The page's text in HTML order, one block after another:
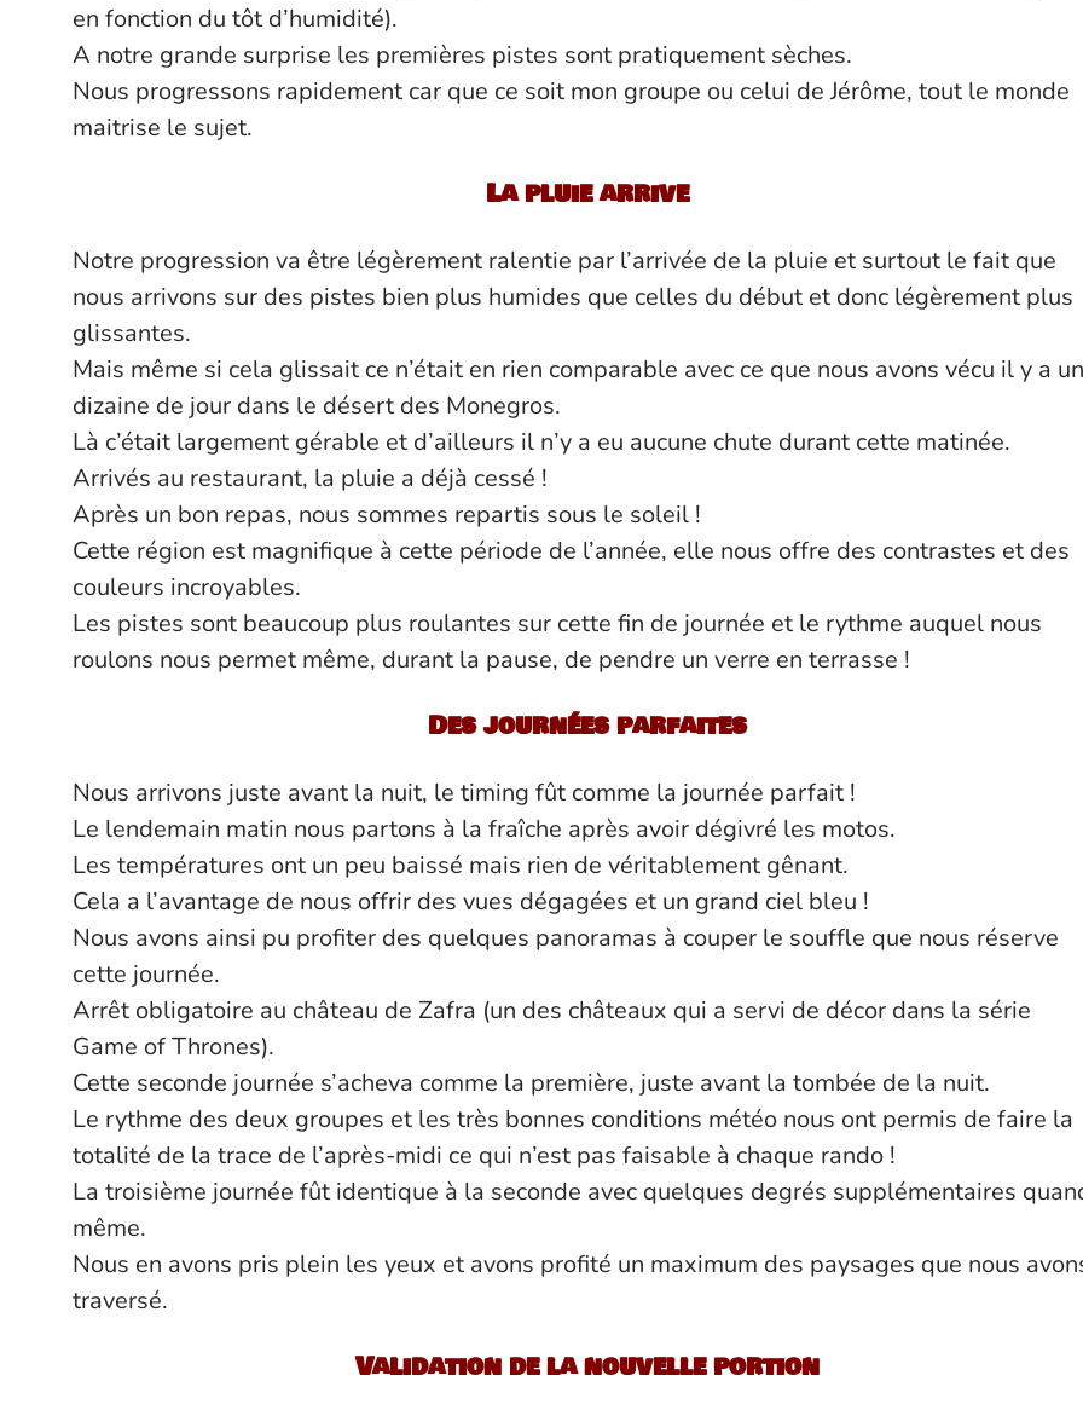
en fonction du tôt d’humidité).
A notre grande surprise les premières pistes sont pratiquement sèches.
Nous progressons rapidement car que ce soit mon groupe ou celui de Jérôme, tout le monde
maitrise le sujet.
La pluie arrive
Notre progression va être légèrement ralentie par l’arrivée de la pluie et surtout le fait que
nous arrivons sur des pistes bien plus humides que celles du début et donc légèrement plus
glissantes.
Mais même si cela glissait ce n’était en rien comparable avec ce que nous avons vécu il y a
dizaine de jour dans le désert des Monegros.
Là c’était largement gérable et d’ailleurs il n’y a eu aucune chute durant cette matinée.
Arrivés au restaurant, la pluie a déjà cessé !
Après un bon repas, nous sommes repartis sous le soleil !
Cette région est magnifique à cette période de l’année, elle nous offre des contrastes et des
couleurs incroyables.
Les pistes sont beaucoup plus roulantes sur cette fin de journée et le rythme auquel nous
roulons nous permet même, durant la pause, de pendre un verre en terrasse !
Des journées parfaites
Nous arrivons juste avant la nuit, le timing fût comme la journée parfait !
Le lendemain matin nous partons à la fraîche après avoir dégivré les motos.
Les températures ont un peu baissé mais rien de véritablement gênant.
Cela a l’avantage de nous offrir des vues dégagées et un grand ciel bleu !
Nous avons ainsi pu profiter des quelques panoramas à couper le souffle que nous réserve
cette journée.
Arrêt obligatoire au château de Zafra (un des châteaux qui a servi de décor dans la série
Game of Thrones).
Cette seconde journée s’acheva comme la première, juste avant la tombée de la nuit.
Le rythme des deux groupes et les très bonnes conditions météo nous ont permis de faire la
totalité de la trace de l’après-midi ce qui n’est pas faisable à chaque rando !
La troisième journée fût identique à la seconde avec quelques degrés supplémentaires
même.
Nous en avons pris plein les yeux et avons profité un maximum des paysages que nous
traversé.
Validation de la nouvelle portion